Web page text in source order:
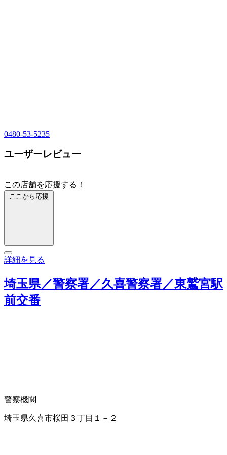
0480-53-5235
ユーザーレビュー
この店舗を応援する！
ここから応援
詳細を見る
埼玉県／警察署／久喜警察署／東鷲宮駅
前交番
警察機関
埼玉県久喜市桜田３丁目１－２